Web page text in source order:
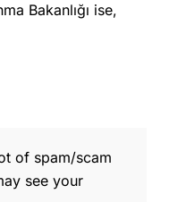
Bakanlığı ise,
of spam/scam
see your